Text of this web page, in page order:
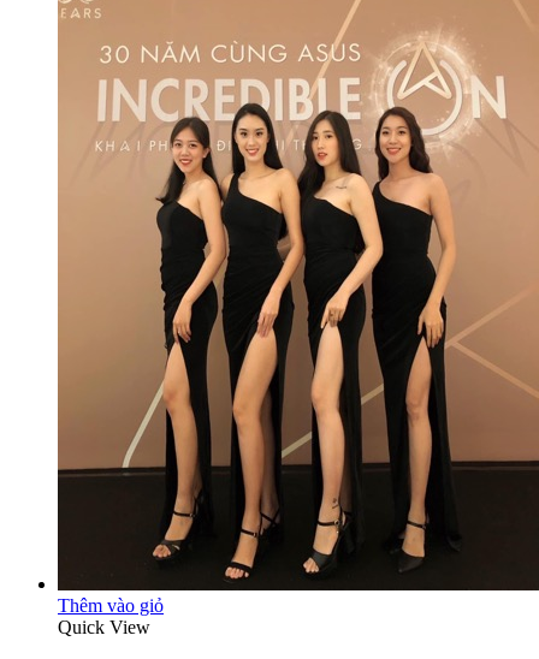
Thêm vào giỏ
Quick View